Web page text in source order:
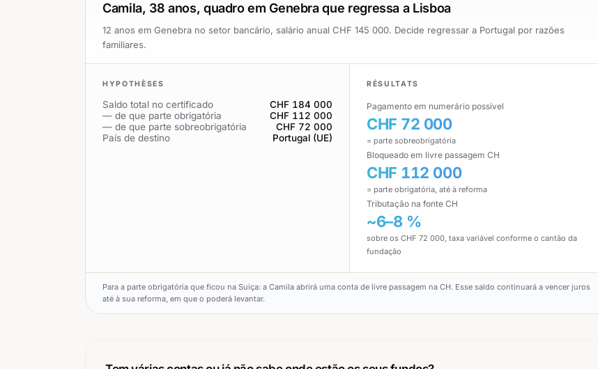
Camila, 38 anos, quadro em Genebra que regressa a Lisboa
12 anos em Genebra no setor bancário, salário anual CHF 145 000. Decide regressar a Portugal por razões
familiares.
HYPOTHÈSES
Saldo total no certificado
CHF 184 000
— de que parte obrigatória
CHF 112 000
— de que parte sobreobrigatória
CHF 72 000
País de destino
Portugal (UE)
RÉSULTATS
Pagamento em numerário possível
CHF 72 000
= parte sobreobrigatória
Bloqueado em livre passagem CH
CHF 112 000
= parte obrigatória, até à reforma
Tributação na fonte CH
~6–8 %
sobre os CHF 72 000, taxa variável conforme o cantão da
fundação
Para a parte obrigatória que ficou na Suíça: a Camila abrirá uma conta de livre passagem na CH. Esse saldo continuará a vencer juros
até à sua reforma, em que o poderá levantar.